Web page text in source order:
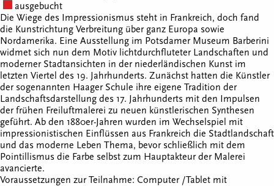
ausgebucht
Die Wiege des Impressionismus steht in Frankreich, doch fand
die Kunstrichtung Verbreitung über ganz Europa sowie
Nordamerika. Eine Ausstellung im Potsdamer Museum Barberini
widmet sich nun dem Motiv lichtdurchfluteter Landschaften und
moderner Stadtansichten in der niederländischen Kunst im
letzten Viertel des 19. Jahrhunderts. Zunächst hatten die Künstler
der sogenannten Haager Schule ihre eigene Tradition der
Landschaftsdarstellung des 17. Jahrhunderts mit den Impulsen
der frühen Freiluftmalerei zu neuen künstlerischen Synthesen
geführt. Ab den 1880er-Jahren wurden im Wechselspiel mit
impressionistischen Einflüssen aus Frankreich die Stadtlandschaft
und das moderne Leben Thema, bevor schließlich mit dem
Pointillismus die Farbe selbst zum Hauptakteur der Malerei
avancierte.
Voraussetzungen zur Teilnahme: Computer /Tablet mit